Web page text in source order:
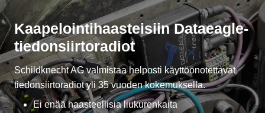
Kaapelointi­haasteisiin Dataeagle-
tiedonsiirtoradiot
Schildknecht AG valmistaa helposti käyttöönotettavat
tiedonsiirtoradiot yli 35 vuoden kokemuksella.
Ei enää haasteellisia liukurenkaita